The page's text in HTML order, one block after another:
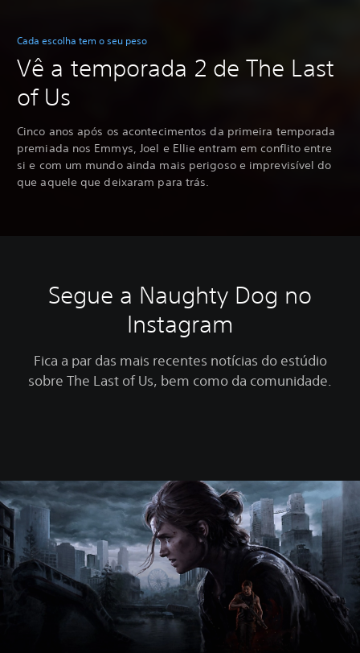
Cada escolha tem o seu peso
Vê a temporada 2 de The Last
of Us
Cinco anos após os acontecimentos da primeira temporada
premiada nos Emmys, Joel e Ellie entram em conflito entre
si e com um mundo ainda mais perigoso e imprevisível do
que aquele que deixaram para trás.
Segue a Naughty Dog no
Instagram
Fica a par das mais recentes notícias do estúdio
sobre The Last of Us, bem como da comunidade.